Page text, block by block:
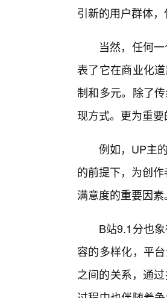
引新的用户群体
当然，任何
表了它在商业化
制和多元。除了
现方式。更为重
例如，UP主
的前提下，为创
满意度的重要因素
B站9.1分也
容的多样化，平
之间的关系，通